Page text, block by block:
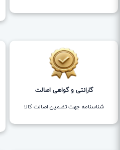
گارانتی و گواهی اصالت
شناسنامه جهت تضمین اصالت کالا